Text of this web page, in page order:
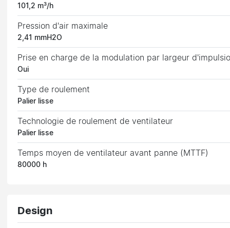
101,2 m³/h
Pression d'air maximale
2,41 mmH2O
Prise en charge de la modulation par largeur
Oui
Type de roulement
Palier lisse
Technologie de roulement de ventilateur
Palier lisse
Temps moyen de ventilateur avant panne (MTTF)
80000 h
Design